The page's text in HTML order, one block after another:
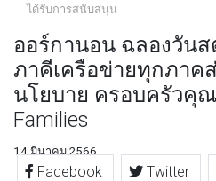
ได้รับการสนับสนุน
ออร์กานอน ฉลองวัน
ภาคีเครือข่ายทุกภาค
นโยบาย ครอบครัวคุ
Families
14 มีนาคม 2566
Facebook Twitter